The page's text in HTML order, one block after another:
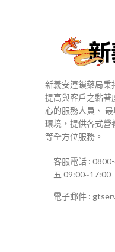
新義安連鎖藥局秉
提高與客戶之黏著
心的服務人員、
環境，提供各式營
等全方位服務。
客服電話 :
五 09:00~17:00
電子郵件 :